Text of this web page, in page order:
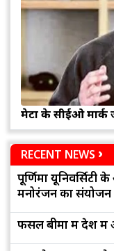
मेटा के सीईओ मार्क
RECENT NEWS
पूर्णिमा
मनोरंजन का संयोजन
फसल बीमा में देश में